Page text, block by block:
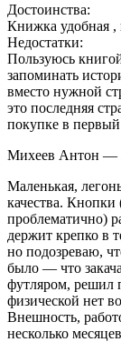
Достоинства:
Книжка удобная ,
Недостатки:
Пользуюсь
запоминать
вместо нужной
это последняя
покупке в
Михеев Антон —
Маленькая,
качества. Кнопки
проблематично)
держит крепко в
но подозреваю,
было — что
футляром, решил
физической нет
Внешность,
несколько месяцев